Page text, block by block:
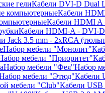
гелиКабели DVI-D Dual
компьютерныеКабели
Кабели HDMI A
Кабели HDMI-A - DVI-D
Jack 3.5 mm - 2xRCA
Набор мебели "Монолит"
мебели "Приоритет"
Набор мебели "Фея"Набор
мебели "Этюд"Кабели
мебели "Club"Кабели